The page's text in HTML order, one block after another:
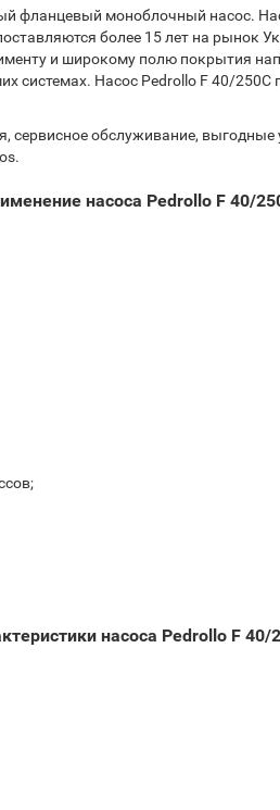
фланцевый моноблочный насос.
более 15 лет на рынок
и широкому полю покрытия
Насос Pedrollo F 40/250C
обслуживание, выгодные
насоса Pedrollo F 40/
насоса Pedrollo F 40/